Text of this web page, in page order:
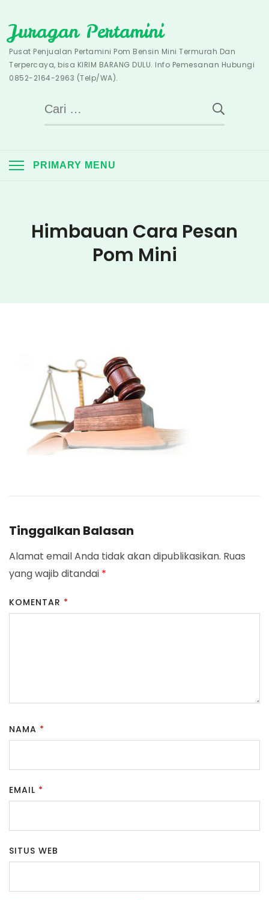
to
content
Juragan Pertamini
Pusat Penjualan Pertamini Pom Bensin Mini Termurah Dan
Terpercaya, bisa KIRIM BARANG DULU. Info Pemesanan Hubungi
0852-2164-2963 (Telp/WA).
Cari
untuk:
PRIMARY MENU
Himbauan Cara Pesan
Pom Mini
Tinggalkan Balasan
Alamat email Anda tidak akan dipublikasikan. Ruas
yang wajib ditandai *
KOMENTAR *
NAMA *
EMAIL *
SITUS WEB